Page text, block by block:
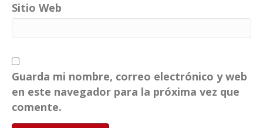
Sitio Web
Guarda mi nombre, correo electrónico y web
en este navegador para la próxima vez que
comente.